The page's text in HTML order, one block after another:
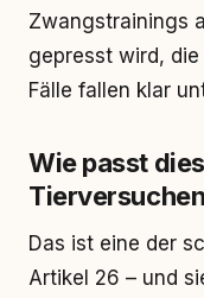
Zwangstrainings
gepresst wird,
Fälle fallen klar
Wie passt
Das ist eine der
Artikel 26 – und